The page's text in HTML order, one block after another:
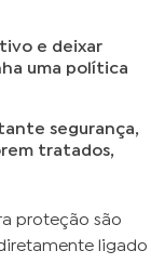
e deixar
uma política
segurança,
tratados,
proteção são
ligado